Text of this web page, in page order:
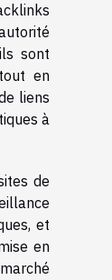
sont
en
liens
à
de
et
en